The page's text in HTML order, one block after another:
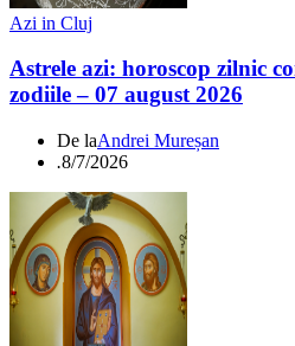
Azi in Cluj
Astrele azi: horoscop zilnic
zodiile – 07 august 2026
De laAndrei Mureșan
.8/7/2026